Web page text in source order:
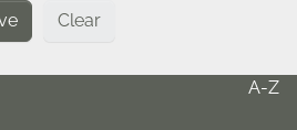
Clear
A-Z